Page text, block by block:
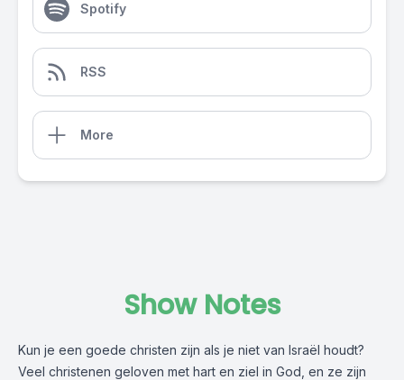
Spotify
RSS
More
Show Notes
Kun je een goede christen zijn als je niet van Israël houdt?
Veel christenen geloven met hart en ziel in God, en ze zijn